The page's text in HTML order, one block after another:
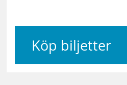
Köp biljetter